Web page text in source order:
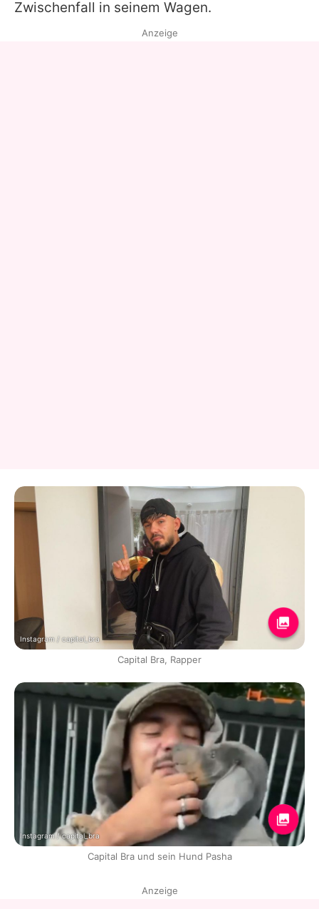
Zwischenfall in seinem Wagen.
Anzeige
Instagram / capital_bra
Capital Bra, Rapper
Instagram / capital_bra
Capital Bra und sein Hund Pasha
Anzeige